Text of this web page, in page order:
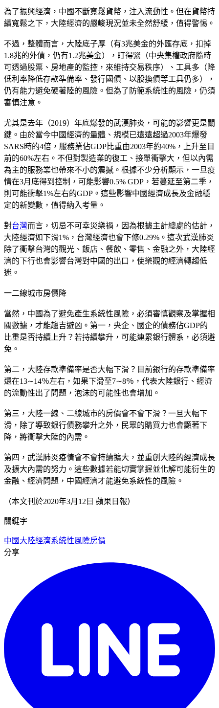
為了振興經濟，中國不斷寬鬆貨幣，注入流動性。但在貨幣持
續寬鬆之下，大陸經濟的嚴峻現況並未全然舒緩，值得警惕。
不過，整體而言，大陸底子厚（有3兆美金的外匯存底，扣掉
1.8兆的外債，仍有1.2兆美金），盯得緊（中央集權政府隨時
可透過股票、房地產的監控，來維持交易秩序）、工具多（降
低利率降低存款準備率、發行國債、以股換債等工具仍多），
仍有能力避免硬著陸的風險。但為了防範系統性的風險，仍須
審慎注意。
尤其是去年（2019）年底爆發的武漢肺炎，可能的影響更是關
鍵。由於當今中國經濟的量體、規模已遠遠超過2003年爆發
SARS時的4倍，服務業佔GDP比重由2003年約40%，上升至目
前的60%左右。不但對製造業的復工、接單衝擊大，但以內需
為主的服務業也帶來不小的震撼。根據不少分析顯示，一旦疫
情在3月底得到控制，可能影響0.5% GDP，若蔓延至第二季，
則可能衝擊1%左右的GDP。這些影響中國經濟成長及金融穩
定的新變數，值得納入考量。
對台灣而言，切忌不可幸災樂禍，因為根據主計總處的估計，
大陸經濟如下滑1%，台灣經濟也會下修0.29%。這次武漢肺炎
除了衝擊台灣的觀光、飯店、餐飲、零售、金融之外，大陸經
濟的下行也會影響台灣對中國的出口，使樂觀的經濟轉趨低
迷。
一二線城市房價降
當然，中國為了避免產生系統性風險，必須審慎觀察及掌握相
關數據，才能趨吉避凶。第一，央企、國企的債務佔GDP的
比重是否持續上升？若持續攀升，可能連累銀行體系，必須避
免。
第二，大陸存款準備率是否大幅下滑？目前銀行的存款準備率
還在13∼14％左右，如果下滑至7∼8％，代表大陸銀行、經濟
的流動性出了問題，泡沫的可能性也會增加。
第三，大陸一線、二線城市的房價會不會下滑？一旦大幅下
滑，除了導致銀行債務攀升之外，民眾的購買力也會顯著下
降，將衝擊大陸的內需。
第四，武漢肺炎疫情會不會持續擴大，並重創大陸的經濟成長
及擴大內需的努力。這些數據若能切實掌握並化解可能衍生的
金融、經濟問題，中國經濟才能避免系統性的風險。
（本文刊於2020年3月12日 蘋果日報）
關鍵字
中國大陸經濟系統性風險房價
分享